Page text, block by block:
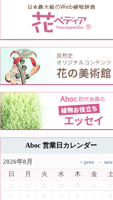
Aboc 営業日カレンダー
2026年8月
日
月 火 水 木 金 土
26 27 28 29 30 31
1
3 4 5 6 7
8